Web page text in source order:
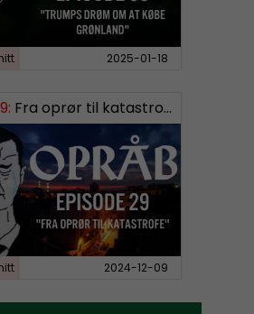
2025-01-18
Fra oprør til katastrofe
2024-12-09